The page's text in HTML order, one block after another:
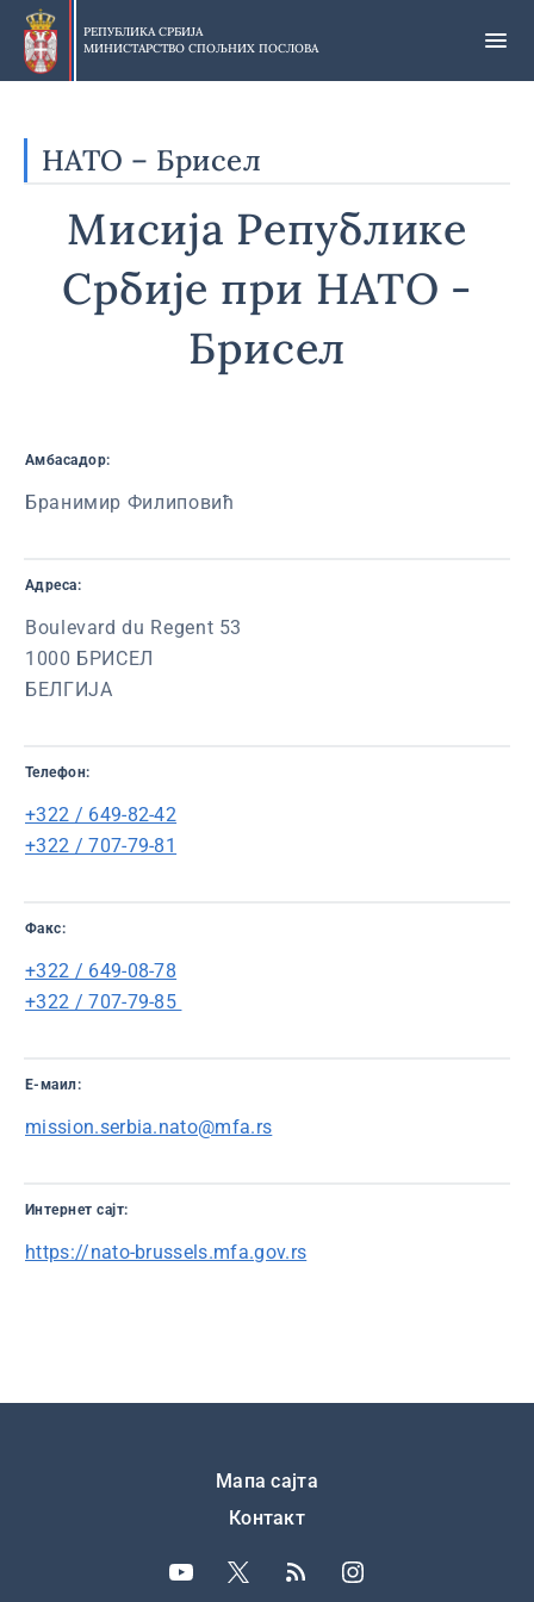
Прескочи
главни
део
РЕПУБЛИКА СРБИЈА
МИНИСТАРСТВО СПОЉНИХ ПОСЛОВА
НАТО – Брисел
Мисија Републике
Србије при HATO -
Брисел
Амбасадор:
Бранимир Филиповић
Адреса:
Boulevard du Regent 53
1000 БРИСЕЛ
БЕЛГИЈА
Телефон:
+322 / 649-82-42
+322 / 707-79-81
Факс:
+322 / 649-08-78
+322 / 707-79-85
Е-маил:
mission.serbia.nato@mfa.rs
Интернет сајт:
https://nato-brussels.mfa.gov.rs
Мапа сајта
Контакт